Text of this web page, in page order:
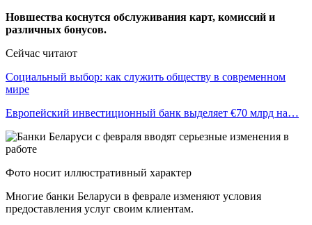
Новшества коснутся обслуживания карт, комиссий и
различных бонусов.
Сейчас читают
Социальный выбор: как служить обществу в современном
мире
Европейский инвестиционный банк выделяет €70 млрд на…
Фото носит иллюстративный характер
Многие банки Беларуси в феврале изменяют условия
предоставления услуг своим клиентам.